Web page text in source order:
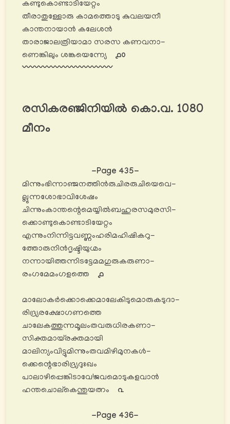
കണ്ടുകൊണ്ടാടിയേറ്റം
തീരാതുള്ളോരു കാമത്തൊടു കുവലയനീ
കാന്തനായാൻ കലേശൻ
താരാജാലത്രിയാമാ സരസ കണവനാ-
ണെങ്കിലും ശങ്കയെന്ന്യേ ൧൦
〰️〰️〰️〰️〰️〰️〰️〰️〰️〰️〰️
രസികരഞ്ജിനിയില്‍ കൊ.വ. 1080
മീനം
-Page 435-
മിന്നുംഭിന്നാഞ്ജനത്തിൻരുചിരരുചിയെവെ-
ല്ലുന്നശോഭാവിശേഷം
ചിന്നുംകാന്തന്റെമെയ്യിൽബഹുരസമുരസി-
ക്കൊണ്ടുകൊണ്ടാടിയേറ്റം
എന്നുംനിന്നിട്ടവണ്ണംഹരിമഹിഷികറു-
ത്തോരുനിൻദൃഷ്ടിയുഗ്മം
നന്നായിത്തന്നിടട്ടേമമഗുരുകരുണാ-
രംഗമേമംഗളത്തെ ൧
മാലോകർക്കൊക്കെമാലേകിടുമൊരുകടുദാ-
രിദ്ര്യരക്ഷോഗണത്തെ
ചാലേകത്തുന്നമൂലംതവരുധിരകണാ-
സിക്തമായ്രക്തമായി
മാലിന്യംവിട്ടുമിന്നുംതവമിഴിമുനകൾ-
ക്കെന്റെഭാരിദ്ര്യദുഃഖം
പാലാഴിപ്പെങ്കിടാവേ!ജവമൊടുകളവാൻ
ഹന്തചൊല്കെന്തുയത്നം ൨
-Page 436-